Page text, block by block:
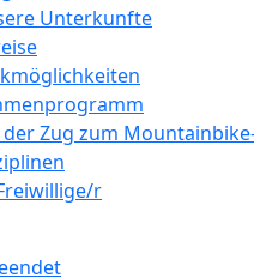
Unterkunfte
Zug zum
r